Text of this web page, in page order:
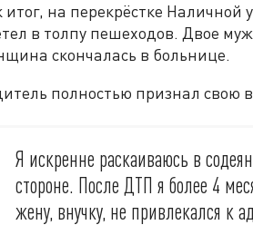
итог, на перекрёстке
в толпу пешеходов. Двое
скончалась в больнице.
полностью признал свою
Я искренне раскаиваюсь в
стороне. После ДТП я более 4
жену, внучку, не привлекался к